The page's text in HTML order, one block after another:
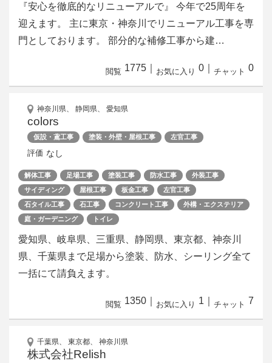
『安心を徹底的なリニューアルで』 今年で25周年を
迎えます。 主に東京・神奈川でリニューアル工事を専
門としております。 部分的な補修工事から建…
閲覧 1775 お気に入り 0 チャット 0
神奈川県、 静岡県、 愛知県
colors
仮設・鳶工事 塗装・外壁・屋根工事 左官工事
評価 なし
解体工事 足場工事 塗装工事 防水工事
外装工事
サイディング
屋根工事 板金工事
左官工事
石タイル工事
石工事 コンクリート工事
外構・エクステリア
庭・ガーデニング
トイレ
愛知県、岐阜県、三重県、静岡県、東京都、神奈川
県、千葉県まで足場から塗装、防水、シーリング全て
一括にて請負えます。
閲覧 1350 お気に入り 1 チャット 7
千葉県、 東京都、 神奈川県
株式会社Relish